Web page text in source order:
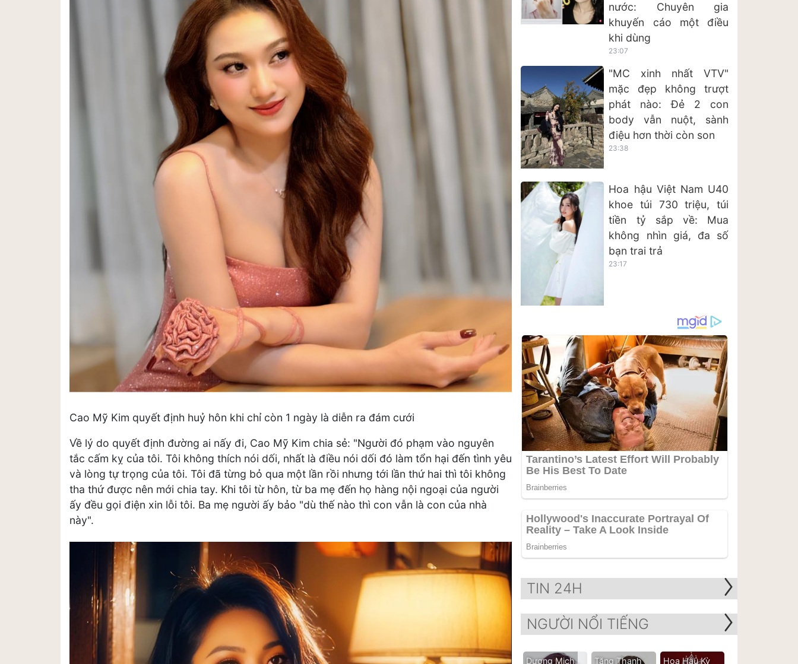
Cao Mỹ Kim quyết định huỷ hôn khi chỉ còn 1 ngày là diễn ra đám cưới
Về lý do quyết định đường ai nấy đi, Cao Mỹ Kim chia sẻ: "Người đó phạm vào nguyên
tắc cấm kỵ của tôi. Tôi không thích nói dối, nhất là điều nói dối đó làm tổn hại đến tình yêu
và lòng tự trọng của tôi. Tôi đã từng bỏ qua một lần rồi nhưng tới lần thứ hai thì tôi không
tha thứ được nên mới chia tay. Khi tôi từ hôn, từ ba mẹ đến họ hàng nội ngoại của người
ấy đều gọi điện xin lỗi tôi. Ba mẹ người ấy bảo "dù thế nào thì con vẫn là con của nhà
này".
nước: Chuyên gia
khuyến cáo một điều
khi dùng
23:07
"MC xinh nhất VTV"
mặc đẹp không trượt
phát nào: Đẻ 2 con
body vẫn nuột, sành
điệu hơn thời còn son
23:38
Hoa hậu Việt Nam U40
khoe túi 730 triệu, túi
tiền tỷ sắp về: Mua
không nhìn giá, đa số
bạn trai trả
23:17
TIN 24H
NGƯỜI NỔI TIẾNG
Dương Mịch Tăng Thanh Hoa Hậu Kỳ